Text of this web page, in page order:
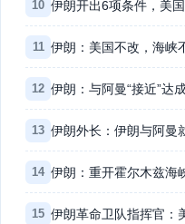
10 伊朗开出6项条件，美
11 伊朗：美国不改，海峡
12
13
14
15